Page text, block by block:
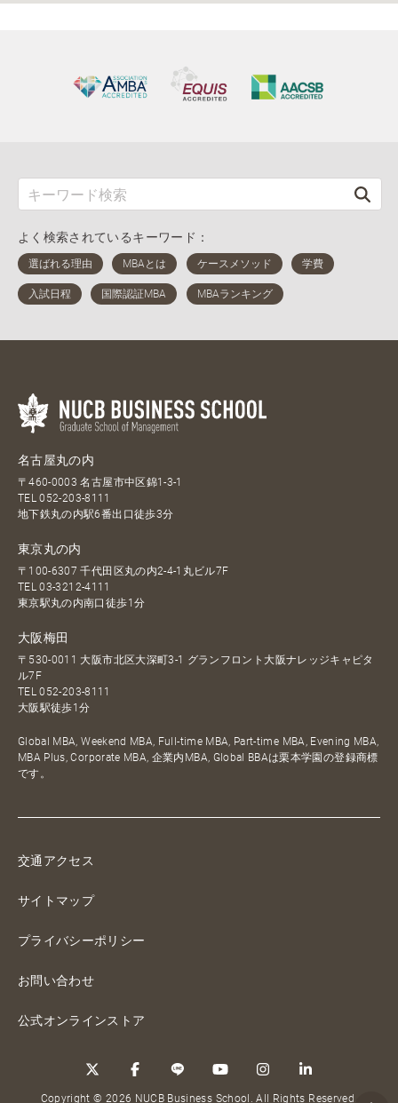
よく検索されているキーワード：
名古屋丸の内
〒460-0003 名古屋市中区錦1-3-1
TEL052-203-8111
地下鉄丸の内駅6番出口徒歩3分
東京丸の内
〒100-6307 千代田区丸の内2-4-1丸ビル7F
TEL03-3212-4111
東京駅丸の内南口徒歩1分
大阪梅田
〒530-0011 大阪市北区大深町3-1 グランフロント大阪ナレッジキャピタ
ル7F
TEL052-203-8111
大阪駅徒歩1分
Global MBA, Weekend MBA, Full-time MBA, Part-time MBA, Evening MBA,
MBA Plus, Corporate MBA, 企業内MBA, Global BBAは栗本学園の登録商標
です。
交通アクセス
サイトマップ
プライバシーポリシー
お問い合わせ
公式オンラインストア
Copyright © 2026 NUCB Business School. All Rights Reserved.